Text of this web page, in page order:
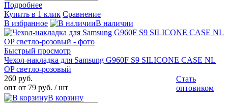
Подробнее
Купить в 1 клик Сравнение
В избранное
В наличии
Быстрый просмотр
Чехол-накладка для Samsung G960F S9 SILICONE CASE NL
OP светло-розовый
260 руб.
опт от 79 руб. / шт
Стать
оптовиком
В корзину